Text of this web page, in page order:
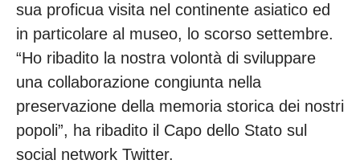
sua proficua visita nel continente asiatico ed
in particolare al museo, lo scorso settembre.
“Ho ribadito la nostra volontà di sviluppare
una collaborazione congiunta nella
preservazione della memoria storica dei nostri
popoli”, ha ribadito il Capo dello Stato sul
social network Twitter.